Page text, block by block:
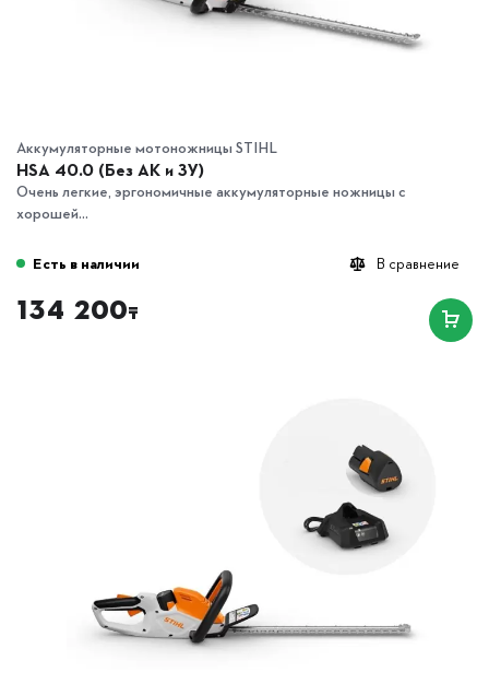
Аккумуляторные мотоножницы STIHL
HSA 40.0 (Без АК и ЗУ)
Очень легкие, эргономичные аккумуляторные ножницы с
хорошей...
В сравнение
Есть в наличии
134 200₸